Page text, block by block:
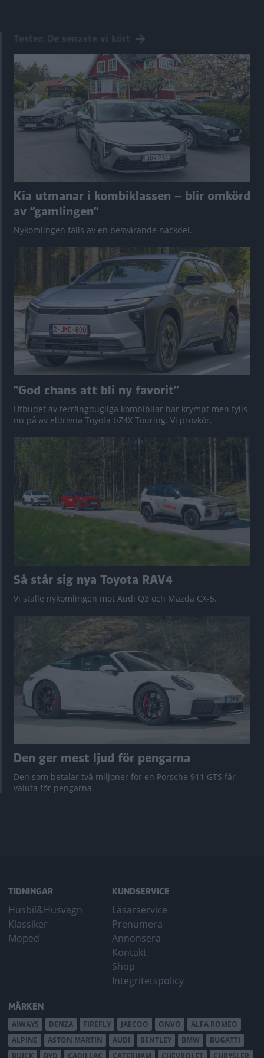
Kia utmanar i kombiklassen – blir omkörd
av ”gamlingen”
Nykomlingen fälls av en besvärande nackdel.
”God chans att bli ny favorit”
Utbudet av terrängdugliga kombibilar har krympt men fylls
nu på av eldrivna Toyota bZ4X Touring. Vi provkör.
Så står sig nya Toyota RAV4
Vi ställe nykomlingen mot Audi Q3 och Mazda CX-5.
Den ger mest ljud för pengarna
Den som betalar två miljoner för en Porsche 911 GTS får
valuta för pengarna.
TIDNINGAR
Husbil&Husvagn
Klassiker
Moped
KUNDSERVICE
Läsarservice
Prenumera
Annonsera
Kontakt
Shop
Integritetspolicy
MÄRKEN
AIWAYS DENZA FIREFLY JAECOO ONVO
ALFA ROMEO
ALPINE
ASTON MARTIN AUDI BENTLEY BMW
BUGATTI
BUICK
BYD CADILLAC CATERHAM CHEVROLET CHRYSLER